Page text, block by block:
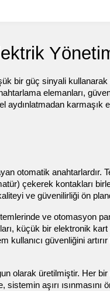
bir güç sinyali
elemanları,
aydınlatmadan karmaşık
otomatik anahtarlardır.
çekerek kontakları
ve güvenilirliği ön
ve otomasyon
küçük bir elektronik
güvenliğini
olarak üretilmiştir. Her bir
aşırı ısınmasını